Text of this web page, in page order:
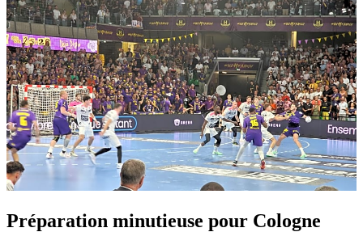
Préparation minutieuse pour Cologne